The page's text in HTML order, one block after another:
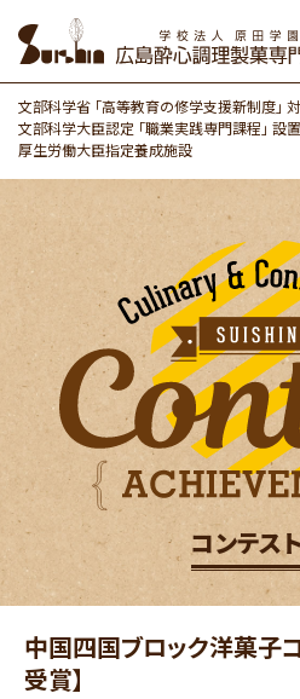
the
content
文部科学省 「高等教育の修学支援新制度」
文部科学大臣認定 「職業実践専門課程」 設
厚生労働大臣指定養成施設
コンテス
中国四国ブロック洋菓子
受賞】